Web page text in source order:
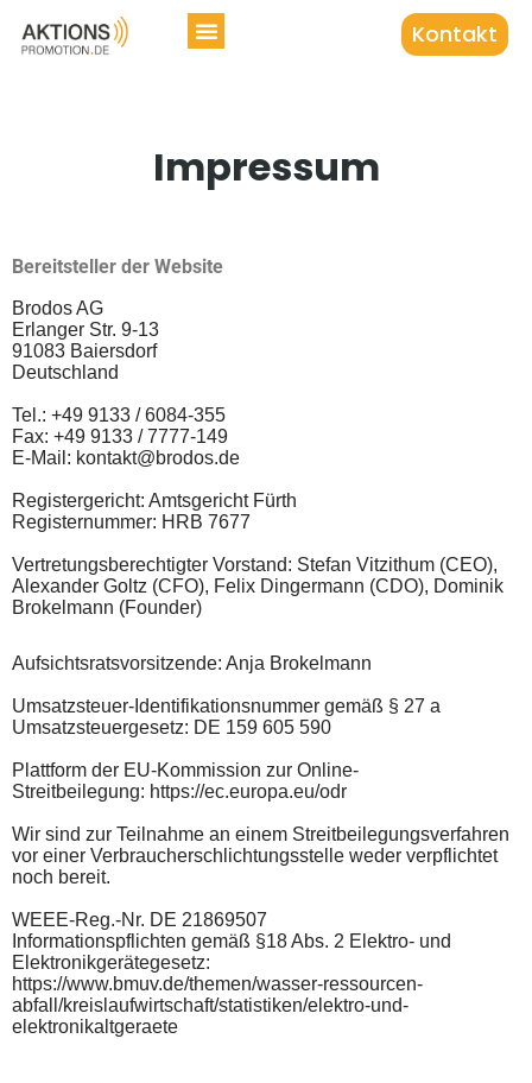
Kontakt
Impressum
Bereitsteller der Website
Brodos AG
Erlanger Str. 9-13
91083 Baiersdorf
Deutschland
Tel.: +49 9133 / 6084-355
Fax: +49 9133 / 7777-149
E-Mail: kontakt@brodos.de
Registergericht: Amtsgericht Fürth
Registernummer: HRB 7677
Vertretungsberechtigter Vorstand: Stefan Vitzithum (CEO),
Alexander Goltz (CFO), Felix Dingermann (CDO), Dominik
Brokelmann (Founder)
Aufsichtsratsvorsitzende: Anja Brokelmann
Umsatzsteuer-Identifikationsnummer gemäß § 27 a
Umsatzsteuergesetz: DE 159 605 590
Plattform der EU-Kommission zur Online-
Streitbeilegung: https://ec.europa.eu/odr
Wir sind zur Teilnahme an einem Streitbeilegungsverfahren
vor einer Verbraucherschlichtungsstelle weder verpflichtet
noch bereit.
WEEE-Reg.-Nr. DE 21869507
Informationspflichten gemäß §18 Abs. 2 Elektro- und
Elektronikgerätegesetz:
https://www.bmuv.de/themen/wasser-ressourcen-
abfall/kreislaufwirtschaft/statistiken/elektro-und-
elektronikaltgeraete